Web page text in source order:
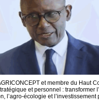
et membre du Haut
et personnel : transformer
l’agro-écologie et l’investissement